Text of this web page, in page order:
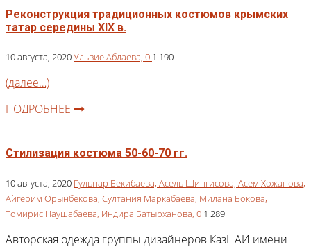
Реконструкция традиционных костюмов крымских
татар середины XIX в.
10 августа, 2020Ульвие Аблаева, 0 1 190
(далее…)
ПОДРОБНЕЕ
Стилизация костюма 50-60-70 гг.
10 августа, 2020 Гульнар Бекибаева, Асель Шингисова, Асем Хожанова,
Айгерим Орынбекова, Султания Маркабаева, Милана Бокова,
Томирис Наушабаева, Индира Батырханова, 0 1 289
Авторская одежда группы дизайнеров КазНАИ имени